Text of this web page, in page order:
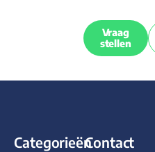
Vraag
stellen
CategorieënContact